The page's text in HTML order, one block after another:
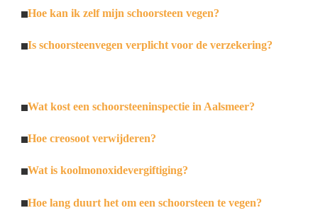
Hoe kan ik zelf mijn schoorsteen vegen?
Is schoorsteenvegen verplicht voor de verzekering?
Wat kost een schoorsteeninspectie in Aalsmeer?
Hoe creosoot verwijderen?
Wat is koolmonoxidevergiftiging?
Hoe lang duurt het om een schoorsteen te vegen?